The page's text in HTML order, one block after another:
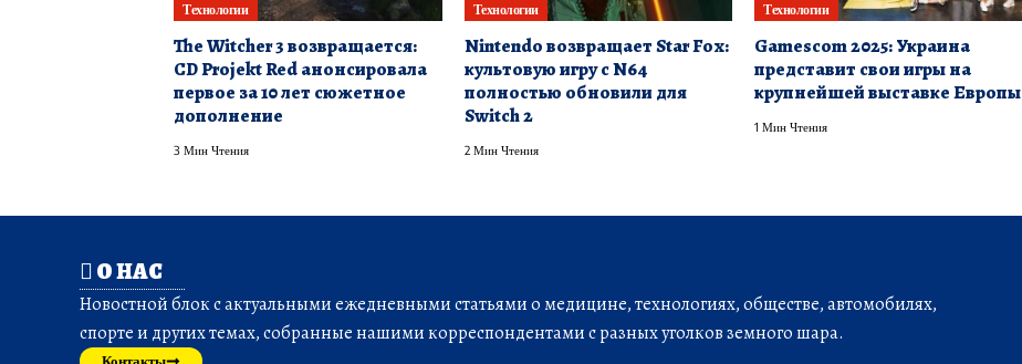
Технологии
The Witcher 3 возвращается:
CD Projekt Red анонсировала
первое за 10 лет сюжетное
дополнение
3 Мин Чтения
Технологии
Nintendo возвращает Star Fox:
культовую игру с N64
полностью обновили для
Switch 2
2 Мин Чтения
Технологии
Gamescom 2025: Украина
представит свои игры на
крупнейшей выставке Европы
1 Мин Чтения
О НАС
Новостной блок с актуальными ежедневными статьями о медицине, технологиях, обществе, автомобилях,
спорте и других темах, собранные нашими корреспондентами с разных уголков земного шара.
Контакты